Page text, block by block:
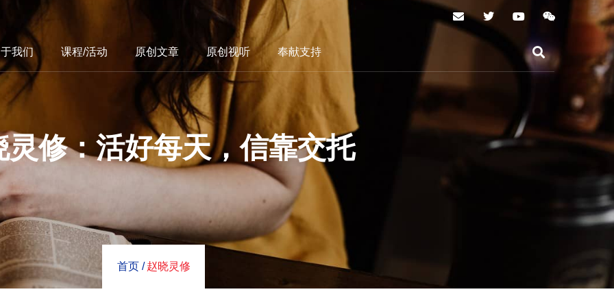
我们 课程/活动 原创文章 原创视听 奉献支持
灵修：活好每天，信靠交托
首页 / 赵晓灵修